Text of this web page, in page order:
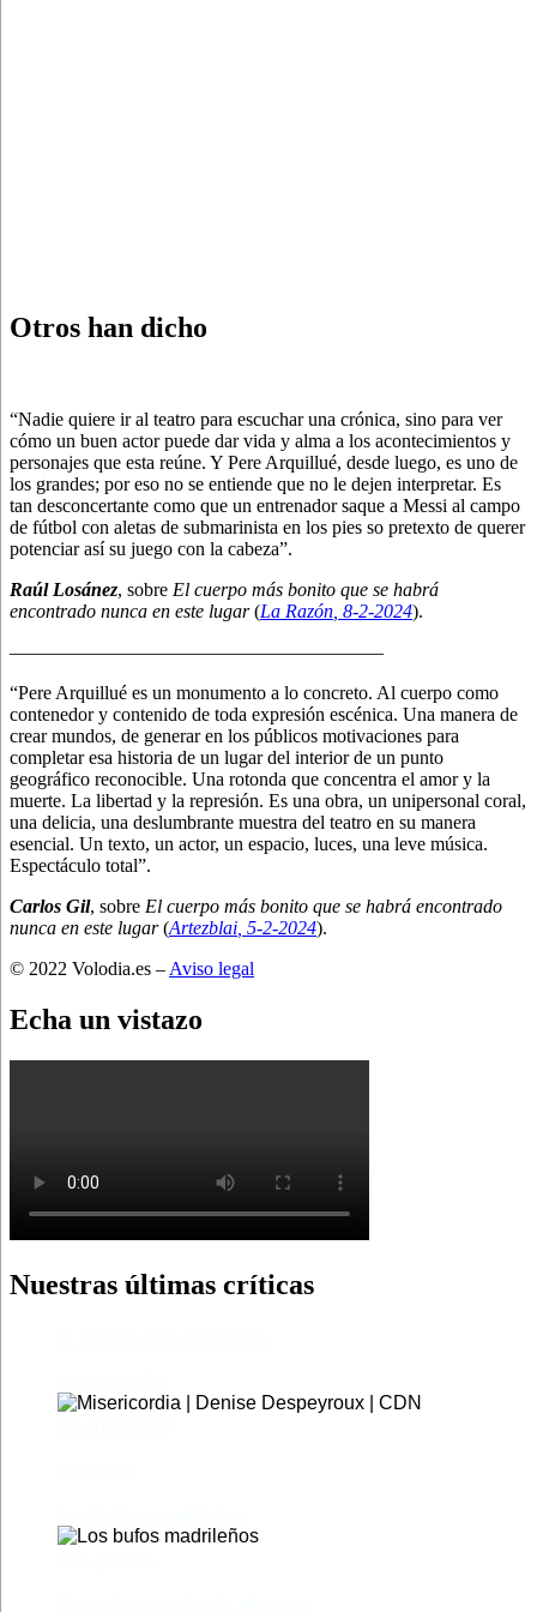
Otros han dicho
“Nadie quiere ir al teatro para escuchar una crónica, sino para ver
cómo un buen actor puede dar vida y alma a los acontecimientos y
personajes que esta reúne. Y Pere Arquillué, desde luego, es uno de
los grandes; por eso no se entiende que no le dejen interpretar. Es
tan desconcertante como que un entrenador saque a Messi al campo
de fútbol con aletas de submarinista en los pies so pretexto de querer
potenciar así su juego con la cabeza”.
Raúl Losánez, sobre El cuerpo más bonito que se habrá
encontrado nunca en este lugar(La Razón , 8-2-2024).
———————————————————–
“Pere Arquillué es un monumento a lo concreto. Al cuerpo como
contenedor y contenido de toda expresión escénica. Una manera de
crear mundos, de generar en los públicos motivaciones para
completar esa historia de un lugar del interior de un punto
geográfico reconocible. Una rotonda que concentra el amor y la
muerte. La libertad y la represión. Es una obra, un unipersonal coral,
una delicia, una deslumbrante muestra del teatro en su manera
esencial. Un texto, un actor, un espacio, luces, una leve música.
Espectáculo total”.
Carlos Gil, sobre El cuerpo más bonito que se habrá encontrado
nunca en este lugar(Artezblai , 5-2-2024).
© 2022 Volodia.es – Aviso legal
Echa un vistazo
Nuestras últimas críticas